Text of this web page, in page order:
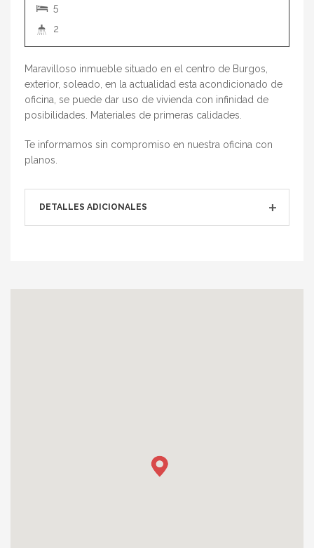
5
2
Maravilloso inmueble situado en el centro de Burgos,
exterior, soleado, en la actualidad esta acondicionado de
oficina, se puede dar uso de vivienda con infinidad de
posibilidades. Materiales de primeras calidades.
Te informamos sin compromiso en nuestra oficina con
planos.
DETALLES ADICIONALES